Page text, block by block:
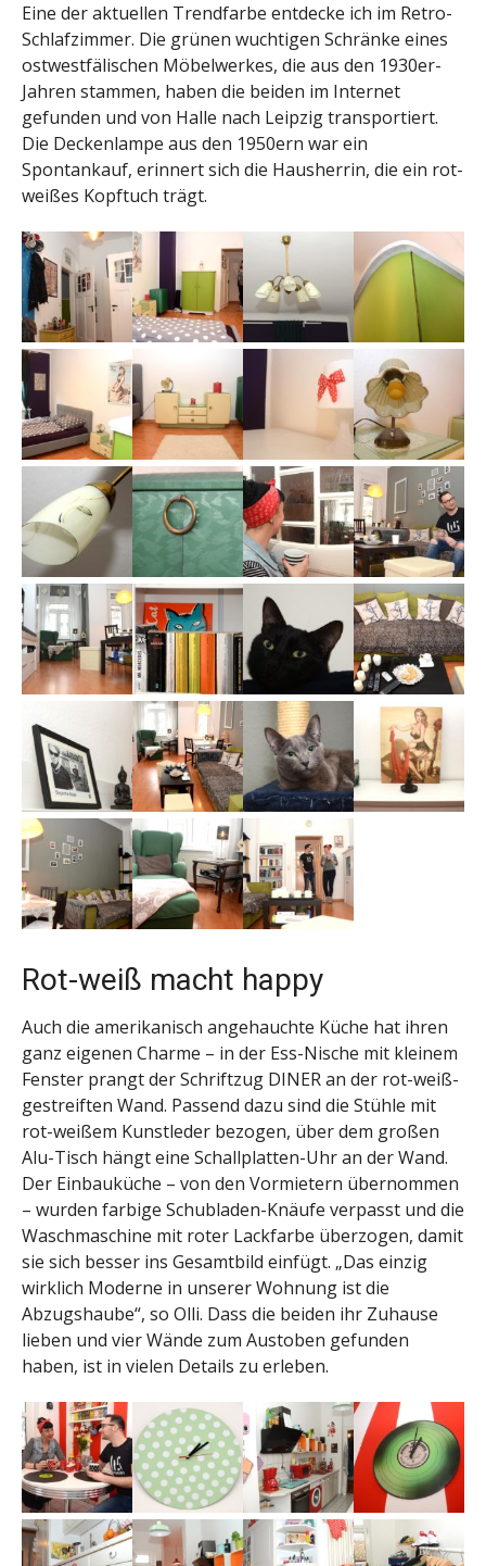
Eine der aktuellen Trendfarbe entdecke ich im Retro-
Schlafzimmer. Die grünen wuchtigen Schränke eines
ostwestfälischen Möbelwerkes, die aus den 1930er-
Jahren stammen, haben die beiden im Internet
gefunden und von Halle nach Leipzig transportiert.
Die Deckenlampe aus den 1950ern war ein
Spontankauf, erinnert sich die Hausherrin, die ein rot-
weißes Kopftuch trägt.
Rot-weiß macht happy
Auch die amerikanisch angehauchte Küche hat ihren
ganz eigenen Charme – in der Ess-Nische mit kleinem
Fenster prangt der Schriftzug DINER an der rot-weiß-
gestreiften Wand. Passend dazu sind die Stühle mit
rot-weißem Kunstleder bezogen, über dem großen
Alu-Tisch hängt eine Schallplatten-Uhr an der Wand.
Der Einbauküche – von den Vormietern übernommen
– wurden farbige Schubladen-Knäufe verpasst und die
Waschmaschine mit roter Lackfarbe überzogen, damit
sie sich besser ins Gesamtbild einfügt. „Das einzig
wirklich Moderne in unserer Wohnung ist die
Abzugshaube“, so Olli. Dass die beiden ihr Zuhause
lieben und vier Wände zum Austoben gefunden
haben, ist in vielen Details zu erleben.